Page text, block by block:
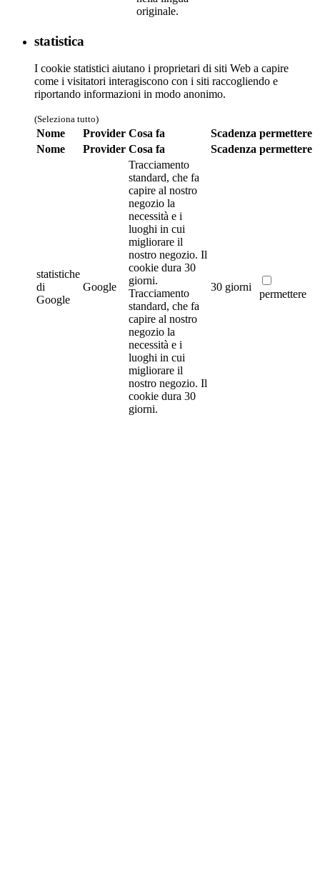
originale.
statistica
I cookie statistici aiutano i proprietari di siti Web a capire
come i visitatori interagiscono con i siti raccogliendo e
riportando informazioni in modo anonimo.
(Seleziona tutto)
Nome Provider Cosa fa Scadenza permettere
Nome
Provider Cosa fa Scadenza permettere
statistiche
di
Google
Google
Tracciamento
standard, che fa
capire al nostro
negozio la
necessità e i
luoghi in cui
migliorare il
nostro negozio. Il
cookie dura 30
giorni.
Tracciamento
standard, che fa
capire al nostro
negozio la
necessità e i
luoghi in cui
migliorare il
nostro negozio. Il
cookie dura 30
giorni.
30 giorni
permettere